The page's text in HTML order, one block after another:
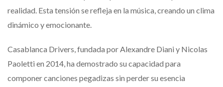
realidad. Esta tensión se refleja en la música, creando un clima
dinámico y emocionante.
Casablanca Drivers, fundada por Alexandre Diani y Nicolas
Paoletti en 2014, ha demostrado su capacidad para
componer canciones pegadizas sin perder su esencia